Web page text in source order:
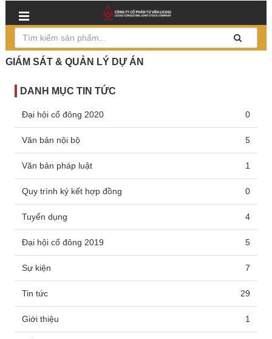
GIÁM SÁT & QUẢN LÝ DỰ ÁN
DANH MỤC TIN TỨC
Đại hội cổ đông 2020 0
Văn bản nội bộ 5
Văn bản pháp luật 1
Quy trình ký kết hợp đồng 0
Tuyển dụng 4
Đại hội cổ đông 2019 5
Sự kiện 7
Tin tức 29
Giới thiệu 1